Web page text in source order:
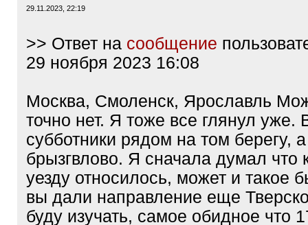
29.11.2023, 22:19
>> Ответ на сообщение
29 ноября 2023 16:08
Москва, Смоленск, Ярославль
точно нет. Я тоже все глянул уже.
субботники рядом на том берегу,
брызгвлово. Я сначала думал что
уезду относилось, может и такое
вы дали направление еще
буду изучать, самое обидное что